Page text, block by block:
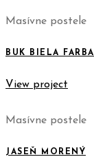
Masívne postele
BUK BIELA FARBA
View project
Masívne postele
JASEŇ MORENÝ